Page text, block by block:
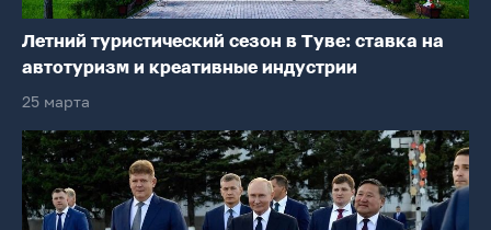
Летний туристический сезон в Туве: ставка на
автотуризм и креативные индустрии
25 марта